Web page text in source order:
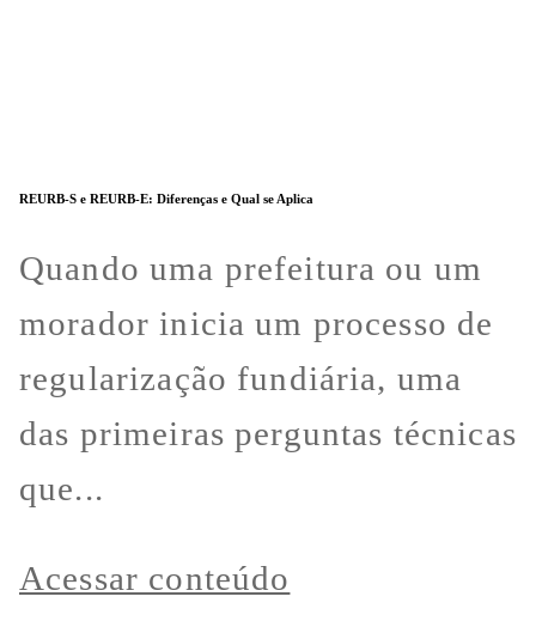
REURB-S e REURB-E: Diferenças e Qual se Aplica
Quando uma prefeitura ou um
morador inicia um processo de
regularização fundiária, uma
das primeiras perguntas técnicas
que...
Acessar conteúdo